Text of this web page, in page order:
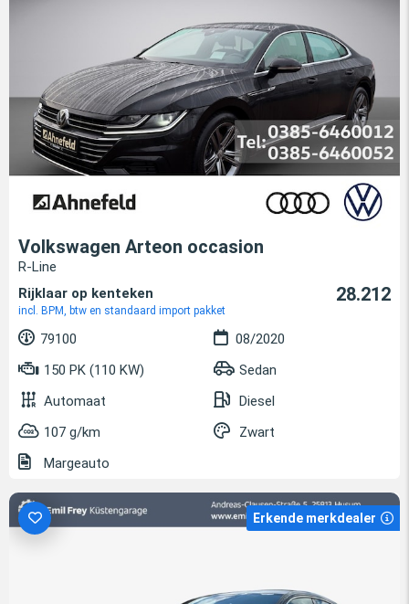
Volkswagen Arteon occasion
R-Line
Rijklaar op kenteken
incl. BPM, btw en standaard import pakket
28.212
79100
08/2020
150 PK (110 KW)
Sedan
Automaat
Diesel
107 g/km
Zwart
Margeauto
Erkende merkdealer